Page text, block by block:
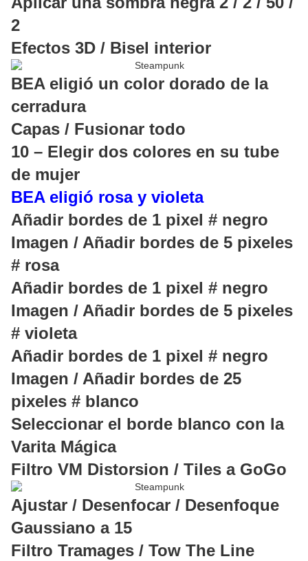
2
Efectos 3D / Bisel interior
BEA eligió un color dorado de la
cerradura
Capas / Fusionar todo
10 – Elegir dos colores en su tube
de mujer
BEA eligió rosa y violeta
Añadir bordes de 1 pixel # negro
Imagen / Añadir bordes de 5 pixeles
# rosa
Añadir bordes de 1 pixel # negro
Imagen / Añadir bordes de 5 pixeles
# violeta
Añadir bordes de 1 pixel # negro
Imagen / Añadir bordes de 25
pixeles # blanco
Seleccionar el borde blanco con la
Varita Mágica
Filtro VM Distorsion / Tiles a GoGo
Ajustar / Desenfocar / Desenfoque
Gaussiano a 15
Filtro Tramages / Tow The Line